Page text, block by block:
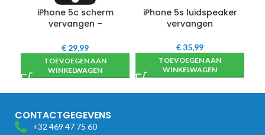
iPhone 5c scherm
vervangen –
€ 29,99
TOEVOEGEN AAN
WINKELWAGEN
iPhone 5s luidspeaker
vervangen
€35,99
TOEVOEGEN AAN
WINKELWAGEN
CONTACTGEGEVENS
+32 469 47 75 60